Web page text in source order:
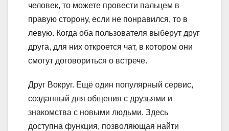
человек, то можете провести пальцем в
правую сторону, если не понравился, то в
левую. Когда оба пользователя выберут друг
друга, для них откроется чат, в котором они
смогут договориться о встрече.
Друг Вокруг. Ещё один популярный сервис,
созданный для общения с друзьями и
знакомства с новыми людьми. Здесь
доступна функция, позволяющая найти